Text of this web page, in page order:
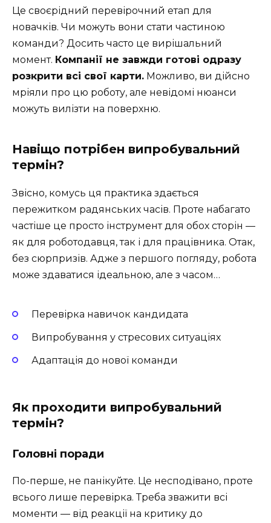
Це своєрідний перевірочний етап для
новачків. Чи можуть вони стати частиною
команди? Досить часто це вирішальний
момент. Компанії не завжди готові одразу
розкрити всі свої карти. Можливо, ви дійсно
мріяли про цю роботу, але невідомі нюанси
можуть вилізти на поверхню.
Навіщо потрібен випробувальний
термін?
Звісно, комусь ця практика здається
пережитком радянських часів. Проте набагато
частіше це просто інструмент для обох сторін —
як для роботодавця, так і для працівника. Отак,
без сюрпризів. Адже з першого погляду, робота
може здаватися ідеальною, але з часом…
Перевірка навичок кандидата
Випробування у стресових ситуаціях
Адаптація до нової команди
Як проходити випробувальний
термін?
Головні поради
По-перше, не панікуйте. Це несподівано, проте
всього лише перевірка. Треба зважити всі
моменти — від реакції на критику до